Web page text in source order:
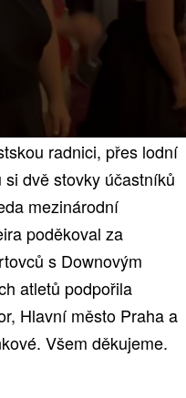
radnici, přes lodní
dvě stovky účastníků
mezinárodní
poděkoval za
s Downovým
atletů podpořila
Hlavní město Praha a
Všem děkujeme.